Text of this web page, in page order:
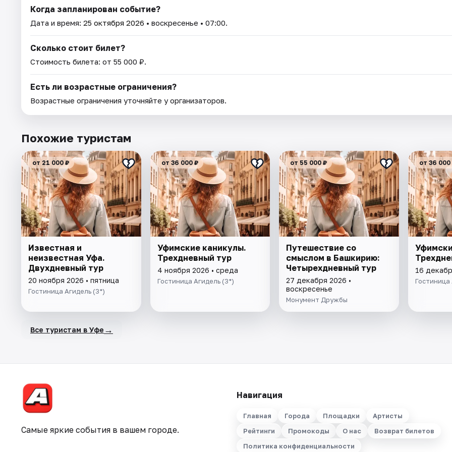
Когда запланирован событие?
Дата и время: 25 октября 2026 • воскресенье • 07:00.
Сколько стоит билет?
Стоимость билета: от 55 000 ₽.
Есть ли возрастные ограничения?
Возрастные ограничения уточняйте у организаторов.
Похожие туристам
от 21 000 ₽
Известная и
неизвестная Уфа.
Двухдневный тур
20 ноября 2026 • пятница
Гостиница Агидель (3*)
от 36 000 ₽
Уфимские каникулы.
Трехдневный тур
4 ноября 2026 • среда
Гостиница Агидель (3*)
от 55 000 ₽
Путешествие со
смыслом в Башкирию:
Четырехдневный тур
27 декабря 2026 •
воскресенье
Монумент Дружбы
от 36 000
16
Гостиница
Все туристам в Уфе →
Самые яркие события в вашем городе.
Навигация
Главная Города Площадки
Артисты
Рейтинги
Промокоды О нас
Возврат билетов
Политика конфиденциальности